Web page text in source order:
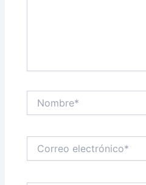
electrónico*